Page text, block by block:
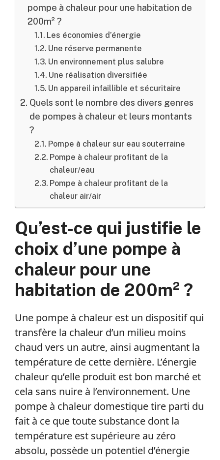
pompe à chaleur pour une habitation de
200m² ?
Les économies d’énergie
Une réserve permanente
Un environnement plus salubre
Une réalisation diversifiée
Un appareil infaillible et sécuritaire
Quels sont le nombre des divers genres
de pompes à chaleur et leurs montants
?
Pompe à chaleur sur eau souterraine
Pompe à chaleur profitant de la
chaleur/eau
Pompe à chaleur profitant de la
chaleur air/air
Qu’est-ce qui justifie le
choix d’une pompe à
chaleur pour une
habitation de 200m² ?
Une pompe à chaleur est un dispositif qui
transfère la chaleur d’un milieu moins
chaud vers un autre, ainsi augmentant la
température de cette dernière. L’énergie
chaleur qu’elle produit est bon marché et
cela sans nuire à l’environnement. Une
pompe à chaleur domestique tire parti du
fait à ce que toute substance dont la
température est supérieure au zéro
absolu, possède un potentiel d’énergie